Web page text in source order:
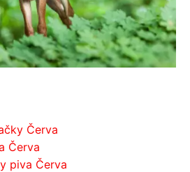
Červa
Červa
piva Červa